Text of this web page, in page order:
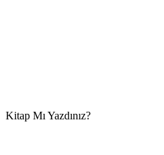
Kitap Mı Yazdınız?